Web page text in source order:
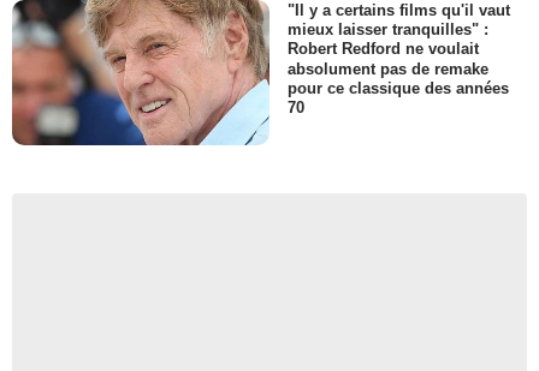
"Il y a certains films qu'il vaut
mieux laisser tranquilles" :
Robert Redford ne voulait
absolument pas de remake
pour ce classique des années
70